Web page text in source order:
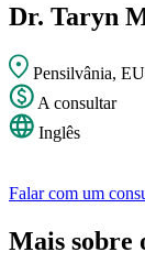
Dr. Taryn
Pensilvânia,
A consultar
Inglês
Falar com um
Mais sobre